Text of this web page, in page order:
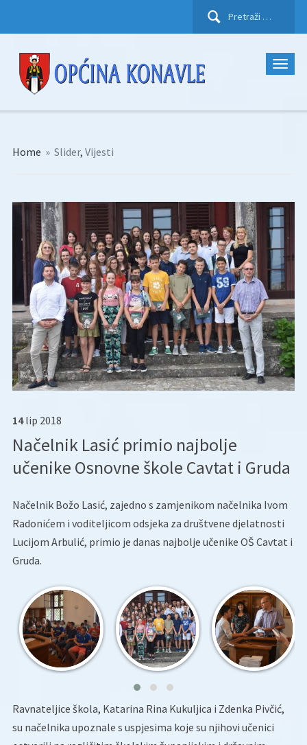
Pretraži:
Home » Slider, Vijesti
14 lip 2018
Načelnik Lasić primio najbolje
učenike Osnovne škole Cavtat i Gruda
Načelnik Božo Lasić, zajedno s zamjenikom načelnika Ivom
Radonićem i voditeljicom odsjeka za društvene djelatnosti
Lucijom Arbulić, primio je danas najbolje učenike OŠ Cavtat i
Gruda.
Ravnateljice škola, Katarina Rina Kukuljica i Zdenka Pivčić,
su načelnika upoznale s uspjesima koje su njihovi učenici